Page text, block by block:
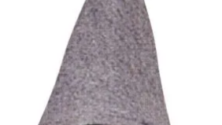
kpop
º
branca neve
9º
toy story
10º rumi